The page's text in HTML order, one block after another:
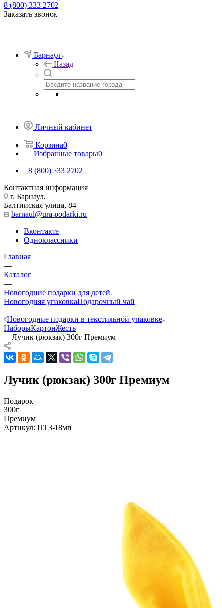
8 (800) 333 2702
Заказать звонок
Барнаул
Назад
Личный кабинет
Корзина0
Избранные товары0
8 (800) 333 2702
Контактная информация
г. Барнаул,
Балтийская улица, 84
barnaul@ura-podarki.ru
Вконтакте
Одноклассники
Главная
—
Каталог
—
Новогодние подарки для детей
Новогодняя упаковкаПодарочный чай
—
Новогодние подарки в текстильной упаковке
НаборыКартонЖесть
—Лучик (рюкзак) 300г Премиум
Лучик (рюкзак) 300г Премиум
Подарок
300г
Премиум
Артикул: ПТЗ-18мп